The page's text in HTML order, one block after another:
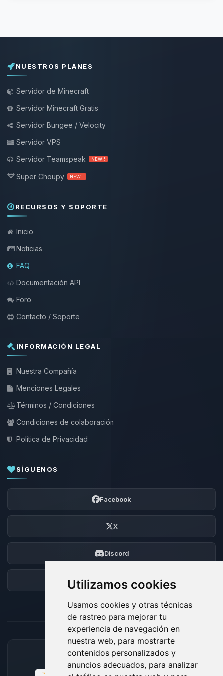
Utilizamos cookies
Usamos cookies y otras técnicas
de rastreo para mejorar tu
experiencia de navegación en
nuestra web, para mostrarte
contenidos personalizados y
anuncios adecuados, para analizar
NUESTROS PLANES
Servidor de Minecraft
Servidor Minecraft Gratis
Servidor Bungee / Velocity
Servidor VPS
Servidor Teamspeak
NEW !
Super Choupy NEW !
RECURSOS Y SOPORTE
Inicio
Noticias
FAQ
Documentación API
Foro
Contacto / Soporte
INFORMACIÓN LEGAL
Nuestra Compañía
Menciones Legales
Términos / Condiciones
Condiciones de colaboración
Política de Privacidad
SÍGUENOS
Facebook
X
Discord
Foro
MÉTODOS DE PAGO ACEPTADOS